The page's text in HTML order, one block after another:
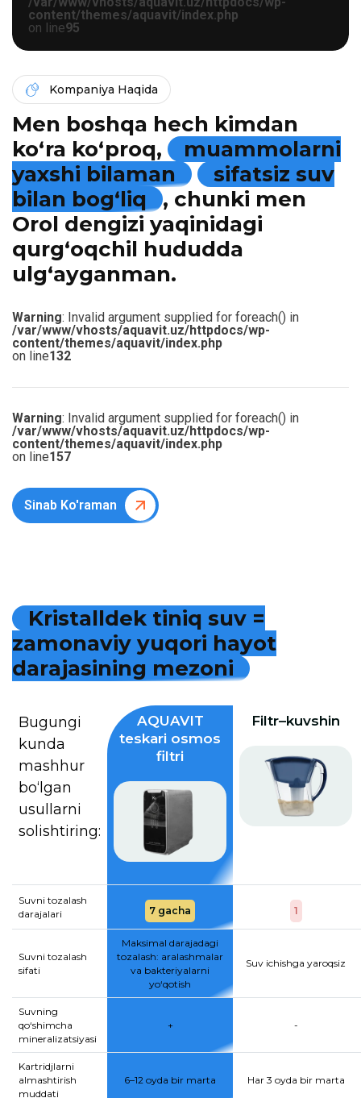
content/themes/aquavit/index.php
on line95
Kompaniya Haqida
Men boshqa hech kimdan
ko‘ra ko‘proq,
muammolarni
yaxshi bilaman
sifatsiz suv
bilan bog‘liq
, chunki men
Orol dengizi yaqinidagi
qurg‘oqchil hududda
ulg‘ayganman.
Warning: Invalid argument supplied for foreach() in
/var/www/vhosts/aquavit.uz/httpdocs/wp-
content/themes/aquavit/index.php
on line132
Warning: Invalid argument supplied for foreach() in
/var/www/vhosts/aquavit.uz/httpdocs/wp-
content/themes/aquavit/index.php
on line157
Sinab Ko'raman
Kristalldek tiniq suv =
zamonaviy yuqori hayot
darajasining mezoni
Bugungi
kunda
mashhur
bo‘lgan
usullarni
solishtiring:
AQUAVIT
teskari osmos
filtri
Filtr–kuvshin
Suvni tozalash
darajalari
7 gacha 1
Suvni tozalash
sifati
Maksimal darajadagi
tozalash: aralashmalar
va bakteriyalarni
yo‘qotish
Suv ichishga yaroqsiz
Suvning
qo‘shimcha
mineralizatsiyasi
+ -
Kartridjlarni
almashtirish
muddati
6–12 oyda bir marta Har 3 oyda bir marta